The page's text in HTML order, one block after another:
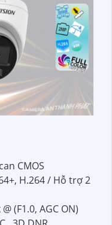
CMOS
H.264 / Hỗ trợ 2
(F1.0, AGC ON)